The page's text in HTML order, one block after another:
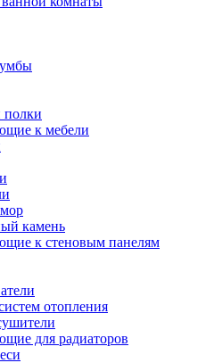
полки
к мебели
камень
к стеновым панелям
отопления
для радиаторов